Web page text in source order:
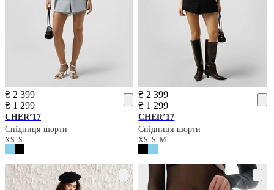
₴ 2 399
₴ 1 299
CHER’17
Спідниця-шорти
XS S
₴ 2 399
₴ 1 299
CHER’17
Спідниця-шорти
XSSM